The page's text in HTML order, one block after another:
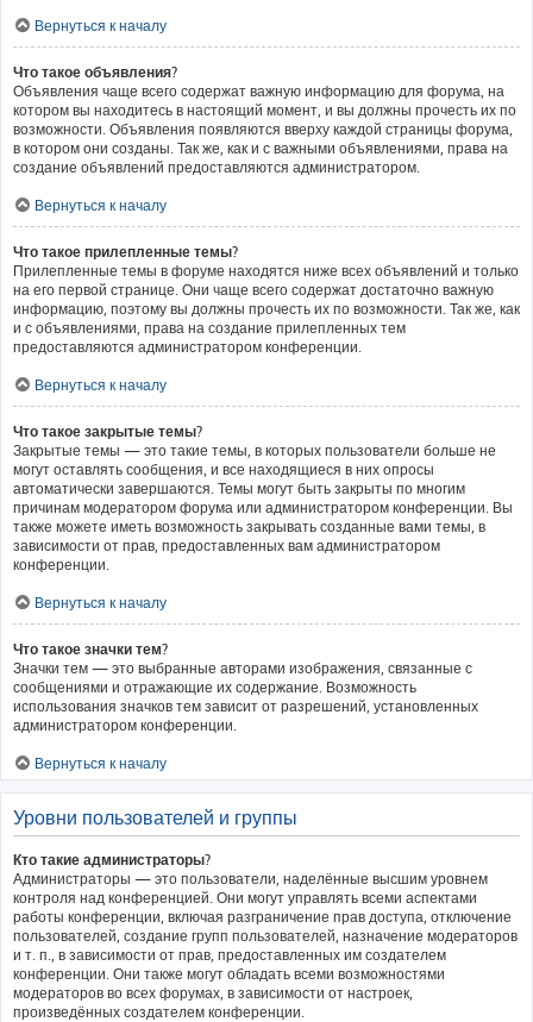
Вернуться к началу
Что такое объявления?
Объявления чаще всего содержат важную информацию для форума, на
котором вы находитесь в настоящий момент, и вы должны прочесть их по
возможности. Объявления появляются вверху каждой страницы форума,
в котором они созданы. Так же, как и с важными объявлениями, права на
создание объявлений предоставляются администратором.
Вернуться к началу
Что такое прилепленные темы?
Прилепленные темы в форуме находятся ниже всех объявлений и только
на его первой странице. Они чаще всего содержат достаточно важную
информацию, поэтому вы должны прочесть их по возможности. Так же, как
и с объявлениями, права на создание прилепленных тем
предоставляются администратором конференции.
Вернуться к началу
Что такое закрытые темы?
Закрытые темы — это такие темы, в которых пользователи больше не
могут оставлять сообщения, и все находящиеся в них опросы
автоматически завершаются. Темы могут быть закрыты по многим
причинам модератором форума или администратором конференции. Вы
также можете иметь возможность закрывать созданные вами темы, в
зависимости от прав, предоставленных вам администратором
конференции.
Вернуться к началу
Что такое значки тем?
Значки тем — это выбранные авторами изображения, связанные с
сообщениями и отражающие их содержание. Возможность
использования значков тем зависит от разрешений, установленных
администратором конференции.
Вернуться к началу
Уровни пользователей и группы
Кто такие администраторы?
Администраторы — это пользователи, наделённые высшим уровнем
контроля над конференцией. Они могут управлять всеми аспектами
работы конференции, включая разграничение прав доступа, отключение
пользователей, создание групп пользователей, назначение модераторов
и т. п., в зависимости от прав, предоставленных им создателем
конференции. Они также могут обладать всеми возможностями
модераторов во всех форумах, в зависимости от настроек,
произведённых создателем конференции.